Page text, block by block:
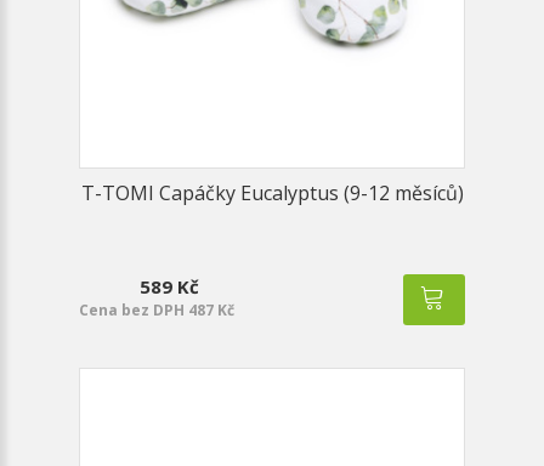
T-TOMI Capáčky Eucalyptus (9-12 měsíců)
589 Kč
Cena bez DPH 487 Kč